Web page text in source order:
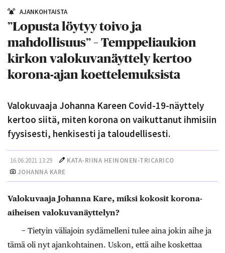
AJANKOHTAISTA
”Lopusta löytyy toivo ja
mahdollisuus” – Temppeliaukion
kirkon valokuvanäyttely kertoo
korona-ajan koettelemuksista
Valokuvaaja Johanna Kareen Covid-19-näyttely
kertoo siitä, miten korona on vaikuttanut ihmisiin
fyysisesti, henkisesti ja taloudellisesti.
16.06.2021 13:29
KATA-RIINA HEINONEN-TRICARICO
JOHANNA KARE
Valokuvaaja Johanna Kare, miksi kokosit korona-
aiheisen valokuvanäyttelyn?
− Tietyin väliajoin sydämelleni tulee aina jokin aihe ja
tämä oli nyt ajankohtainen. Uskon, että aihe koskettaa